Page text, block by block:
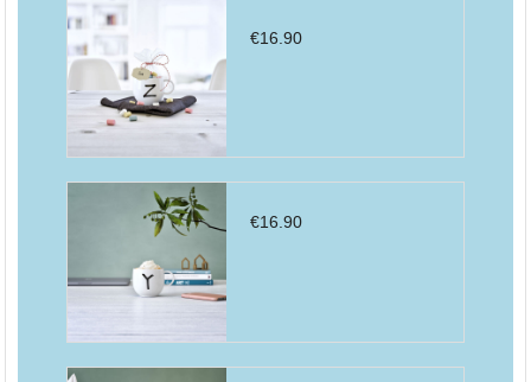
€16.90
€16.90